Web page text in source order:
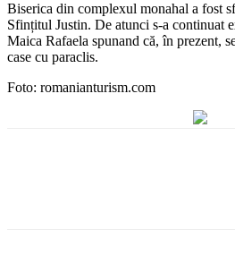
Biserica din complexul monahal a fost
Sfințitul Justin. De atunci s-a continuat
Maica Rafaela spunand că, în prezent,
case cu paraclis.
Foto: romanianturism.com